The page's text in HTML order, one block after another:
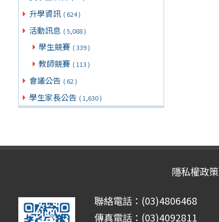
升學資訊 ( 624 )
活動訊息 ( 5,088 )
學生競賽 ( 339 )
教師競賽 ( 113 )
會議公告 ( 62 )
學生家長公告 ( 1,630 )
隱私權政策
聯絡電話：(03)4806468
傳真電話：(03)4092811